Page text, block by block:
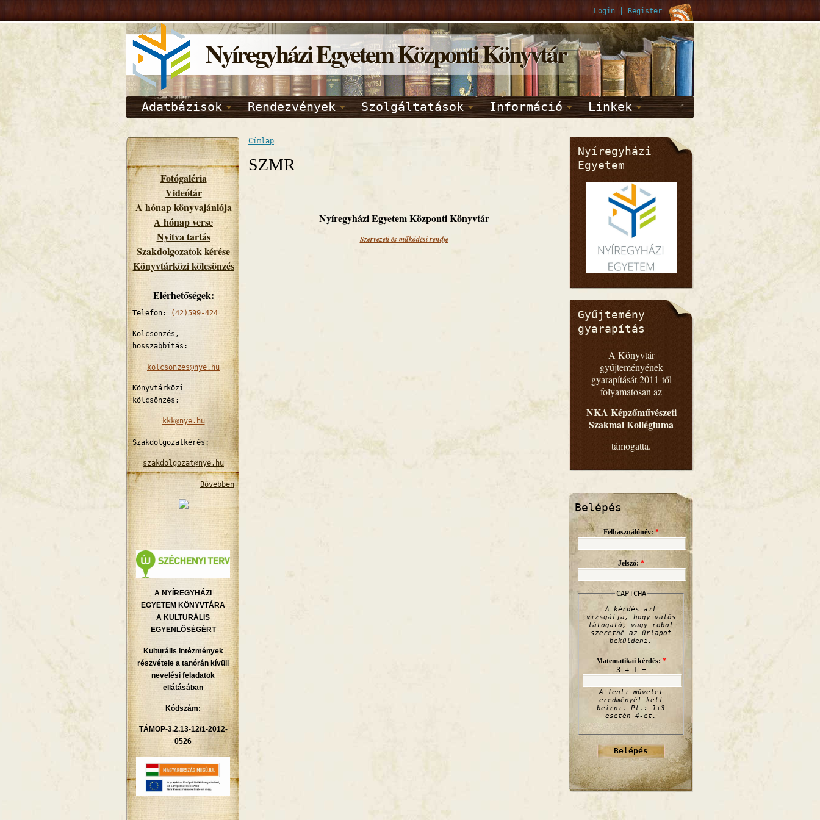
Login Register
Nyíregyházi Egyetem Központi Könyvtár
Adatbázisok Rendezvények Szolgáltatások Információ Linkek
Fotógaléria
Videótár
A hónap könyvajánlója
A hónap verse
Nyitva tartás
Szakdolgozatok kérése
Könyvtárközi kölcsönzés
Elérhetőségek:
Telefon: (42)599-424
Kölcsönzés,
hosszabbítás:
kolcsonzes@nye.hu
Könyvtárközi
kölcsönzés:
kkk@nye.hu
Szakdolgozatkérés:
szakdolgozat@nye.hu
Bővebben
A NYÍREGYHÁZI
EGYETEM KÖNYVTÁRA
A KULTURÁLIS
EGYENLŐSÉGÉRT
Kulturális intézmények
részvétele a tanórán kívüli
nevelési feladatok
ellátásában
Kódszám:
TÁMOP-3.2.13-12/1-2012-
0526
Címlap
SZMR
Nyíregyházi Egyetem Központi Könyvtár
Szervezeti és működési rendje
Nyíregyházi
Egyetem
Gyűjtemény
gyarapítás
A Könyvtár
gyűjteményének
gyarapítását 2011-től
folyamatosan az
NKA Képzőművészeti
Szakmai Kollégiuma
támogatta.
Belépés
Felhasználónév:*
Jelszó: *
CAPTCHA
A kérdés azt
vizsgálja, hogy valós
látogató, vagy robot
szeretné az űrlapot
beküldeni.
Matematikai kérdés: *
3 + 1 =
A fenti művelet
eredményét kell
beírni. Pl.: 1+3
esetén 4-et.